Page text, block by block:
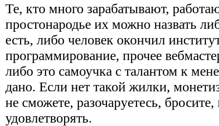
Те, кто много зарабатывают,
простонародье их можно назвать
есть, либо человек окончил
программирование, прочее
либо это самоучка с талантом к
дано. Если нет такой жилки,
не сможете, разочаруетесь,
удовлетворять.